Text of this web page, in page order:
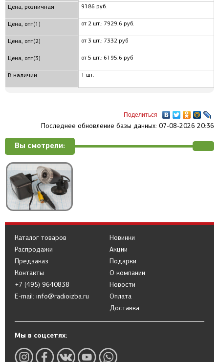
Цена, розничная
Цена, опт(1)
Цена, опт(2)
Цена, опт(3)
В наличии
9186 руб.
от 2 шт.: 7929.6 руб.
от 3 шт.: 7332 руб
от 5 шт.: 6195.6 руб
1 шт.
Поделиться
Последнее обновление базы данных: 07-08-2026 20:36
Вы смотрели:
Каталог товаров
Распродажи
Предзаказ
Новинки
Акции
Подарки
Контакты
+7 (495) 9640838
E-mail: info@radioizba.ru
О компании
Новости
Оплата
Доставка
Мы в соцсетях: